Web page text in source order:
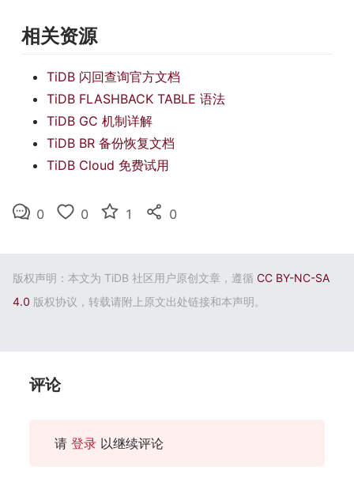
相关资源
TiDB 闪回查询官方文档
TiDB FLASHBACK TABLE 语法
TiDB GC 机制详解
TiDB BR 备份恢复文档
TiDB Cloud 免费试用
0 0 1 0
版权声明：本文为 TiDB 社区用户原创文章，遵循 CC BY-NC-SA
4.0 版权协议，转载请附上原文出处链接和本声明。
评论
请 登录 以继续评论